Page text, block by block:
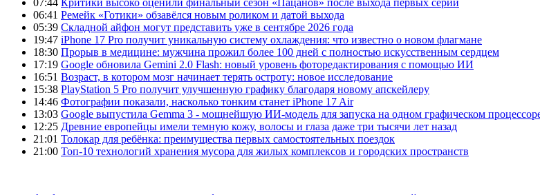
06:41 Ремейк «Готики» обзавёлся новым роликом и датой выхода
05:39 Складной айфон могут представить уже в сентябре 2026 года
19:47 iPhone 17 Pro получит уникальную систему охлаждения: что известно о новом флагмане
18:30 Прорыв в медицине: мужчина прожил более 100 дней с полностью искусственным сердцем
17:19 Google обновила Gemini 2.0 Flash: новый уровень фоторедактирования с помощью ИИ
16:51 Возраст, в котором мозг начинает терять остроту: новое исследование
15:38 PlayStation 5 Pro получит улучшенную графику благодаря новому апскейлеру
14:46 Фотографии показали, насколько тонким станет iPhone 17 Air
13:03 Google выпустила Gemma 3 - мощнейшую ИИ-модель для запуска на одном графическом
12:25 Древние европейцы имели темную кожу, волосы и глаза даже три тысячи лет назад
21:01 Толокар для ребёнка: преимущества первых самостоятельных поездок
21:00 Топ-10 технологий хранения мусора для жилых комплексов и городских пространств